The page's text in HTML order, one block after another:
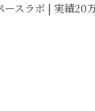
ースラボ | 実績20